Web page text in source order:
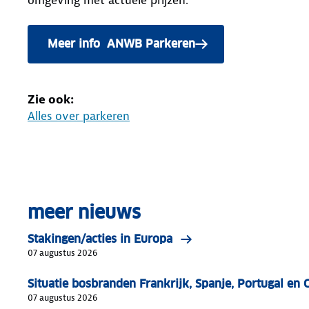
​​​​​​​ Meer info ANWB Parkeren
Zie ook:
Alles over parkeren
meer nieuws
Stakingen/acties in Europa
07 augustus 2026
Situatie bosbranden Frankrijk, Spanje, Portugal en
07 augustus 2026